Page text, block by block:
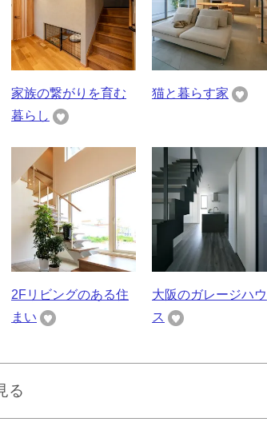
家族の繋がりを育む
暮らし
猫と暮らす家
2Fリビングのある住
まい
大阪のガレージハウ
ス
る